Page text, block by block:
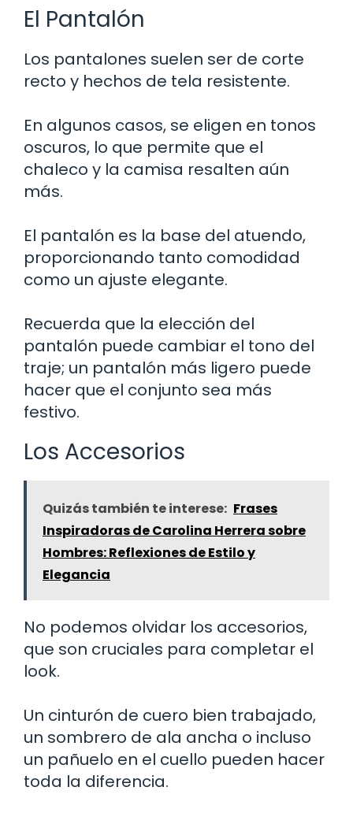
El Pantalón
Los pantalones suelen ser de corte
recto y hechos de tela resistente.
En algunos casos, se eligen en tonos
oscuros, lo que permite que el
chaleco y la camisa resalten aún
más.
El pantalón es la base del atuendo,
proporcionando tanto comodidad
como un ajuste elegante.
Recuerda que la elección del
pantalón puede cambiar el tono del
traje; un pantalón más ligero puede
hacer que el conjunto sea más
festivo.
Los Accesorios
Quizás también te interese: Frases
Inspiradoras de Carolina Herrera sobre
Hombres: Reflexiones de Estilo y
Elegancia
No podemos olvidar los accesorios,
que son cruciales para completar el
look.
Un cinturón de cuero bien trabajado,
un sombrero de ala ancha o incluso
un pañuelo en el cuello pueden hacer
toda la diferencia.